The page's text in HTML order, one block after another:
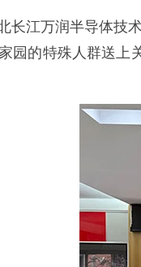
江万润半导体技术
园的特殊人群送